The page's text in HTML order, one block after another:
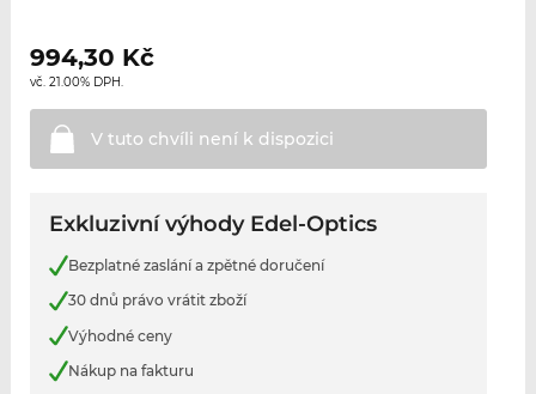
994,30 Kč
vč. 21.00% DPH.
V tuto chvíli není k dispozici
Exkluzivní výhody Edel-Optics
Bezplatné zaslání a zpětné doručení
30 dnů právo vrátit zboží
Výhodné ceny
Nákup na fakturu